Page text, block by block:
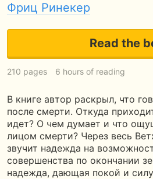
Фриц Ринекер
Read the
210 pages 6 hours of reading
В книге автор раскрыл, что
после смерти. Откуда
идет? О чем думает и что
лицом смерти? Через весь
звучит надежда на
совершенства по окончании
надежда, дающая покой и